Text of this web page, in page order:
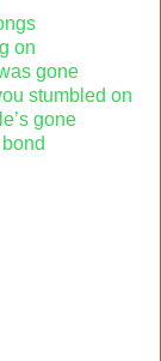
on
gone
stumbled on
gone